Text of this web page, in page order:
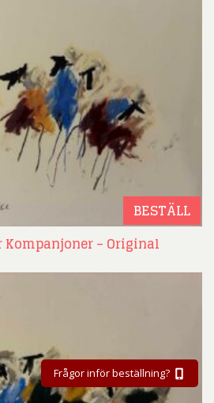
BESTÄLL
Kompanjoner – Original
Frågor inför beställning?